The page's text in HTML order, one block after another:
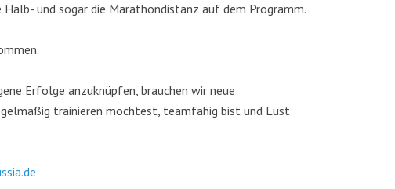
und sogar die Marathondistanz auf dem Programm.
Erfolge anzuknüpfen, brauchen wir neue
trainieren möchtest, teamfähig bist und Lust